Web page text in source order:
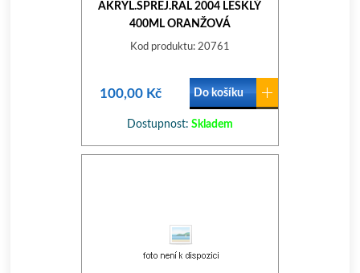
AKRYL.SPREJ.RAL 2004 LESKLÝ
400ML ORANŽOVÁ
Kod produktu: 20761
100,00 Kč Do košíku
Dostupnost: Skladem